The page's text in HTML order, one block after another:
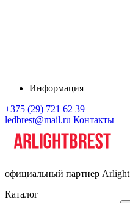
Информация
+375 (29) 721 62 39
ledbrest@mail.ru Контакты
официальный партнер Arlight
Каталог